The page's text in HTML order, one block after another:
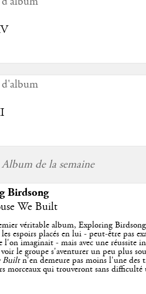
Album de la semaine
Birdsong
We Built
véritable album, Exploring
espoirs placés en lui - peut-être pas
l'on imaginait - mais avec une réussite
le groupe s'aventurer un peu plus
Builtn'en demeure pas moins l'une des
morceaux qui trouveront sans difficulté